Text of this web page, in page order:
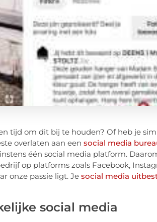
tijd om dit bij te houden? Of heb je
overlaten aan een social media
één social media platform.
op platforms zoals Facebook,
onze passie ligt. Je social media
social media